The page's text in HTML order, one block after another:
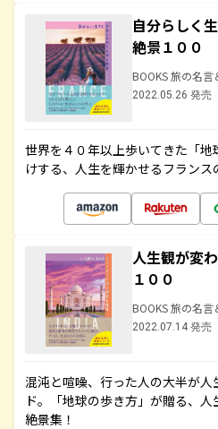
自分らしく
絶景１００
BOOKS 旅の名言
2022.05.26 発売
世界を４０年以上歩いてきた「
けする、人生を輝かせるフラン
人生観が変
１００
BOOKS 旅の名言
2022.07.14 発売
混沌と喧噪、行った人の大半が
ド。「地球の歩き方」が贈る、
絶景集！